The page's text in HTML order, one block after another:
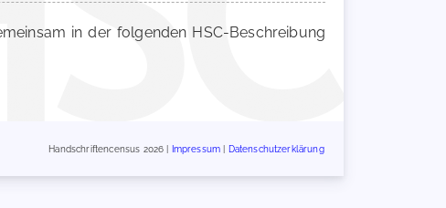
in der folgenden HSC-Beschreibung
Handschriftencensus 2026 | Impressum Datenschutzerklärung